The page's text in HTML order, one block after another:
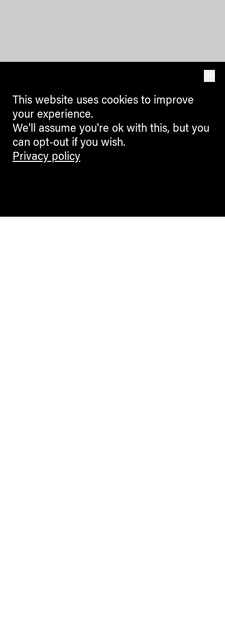
This website uses cookies to improve
your experience.
We'll assume you're ok with this, but you
can opt-out if you wish.
Privacy policy